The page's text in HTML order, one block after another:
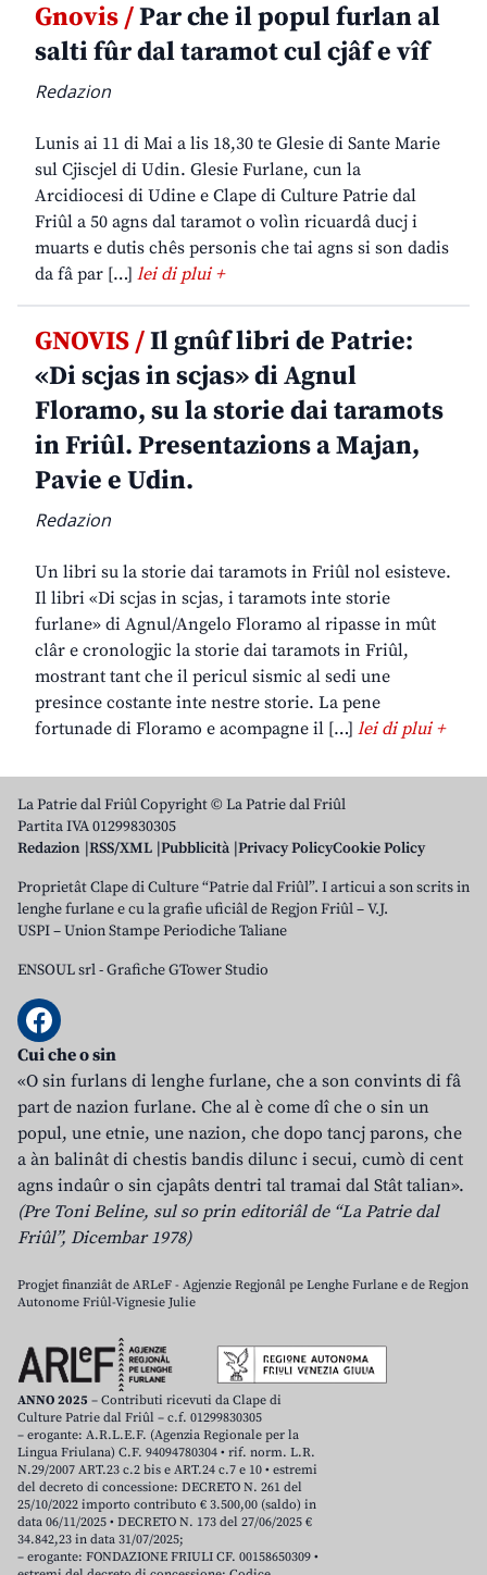
Gnovis /Par che il popul furlan al
salti fûr dal taramot cul cjâf e vîf
Redazion
Lunis ai 11 di Mai a lis 18,30 te Glesie di Sante Marie
sul Cjiscjel di Udin. Glesie Furlane, cun la
Arcidiocesi di Udine e Clape di Culture Patrie dal
Friûl a 50 agns dal taramot o volìn ricuardâ ducj i
muarts e dutis chês personis che tai agns si son dadis
da fâ par […] lei di plui +
GNOVIS /Il gnûf libri de Patrie:
«Di scjas in scjas» di Agnul
Floramo, su la storie dai taramots
in Friûl. Presentazions a Majan,
Pavie e Udin.
Redazion
Un libri su la storie dai taramots in Friûl nol esisteve.
Il libri «Di scjas in scjas, i taramots inte storie
furlane» di Agnul/Angelo Floramo al ripasse in mût
clâr e cronologjic la storie dai taramots in Friûl,
mostrant tant che il pericul sismic al sedi une
presince costante inte nestre storie. La pene
fortunade di Floramo e acompagne il […] lei di plui +
La Patrie dal Friûl Copyright © La Patrie dal Friûl
Partita IVA 01299830305
Redazion RSS/XML Pubblicità Privacy PolicyCookie Policy
Proprietât Clape di Culture “Patrie dal Friûl”. I articui a son scrits in
lenghe furlane e cu la grafie uficiâl de Regjon Friûl – V.J.
USPI – Union Stampe Periodiche Taliane
ENSOUL srl-Grafiche GTower Studio
Cui che o sin
«O sin furlans di lenghe furlane, che a son convints di fâ
part de nazion furlane. Che al è come dî che o sin un
popul, une etnie, une nazion, che dopo tancj parons, che
a àn balinât di chestis bandis dilunc i secui, cumò di cent
agns indaûr o sin cjapâts dentri tal tramai dal Stât talian».
(Pre Toni Beline, sul so prin editoriâl de “La Patrie dal
Friûl”, Dicembar 1978)
Progjet finanziât de ARLeF - Agjenzie Regjonâl pe Lenghe Furlane e de Regjon
Autonome Friûl-Vignesie Julie
ANNO 2025 – Contributi ricevuti da Clape di
Culture Patrie dal Friûl – c.f. 01299830305
– erogante: A.R.L.E.F. (Agenzia Regionale per la
Lingua Friulana) C.F. 94094780304 • rif. norm. L.R.
N.29/2007 ART.23 c.2 bis e ART.24 c.7 e 10 • estremi
del decreto di concessione: DECRETO N. 261 del
25/10/2022 importo contributo € 3.500,00 (saldo) in
data 06/11/2025 • DECRETO N. 173 del 27/06/2025 €
34.842,23 in data 31/07/2025;
– erogante: FONDAZIONE FRIULI CF. 00158650309 •